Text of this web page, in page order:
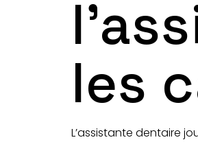
les
L’assistante dentaire